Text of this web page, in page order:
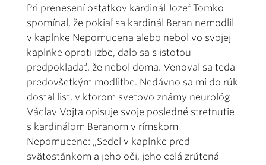
Pri prenesení ostatkov kardinál Jozef Tomko
spomínal, že pokiaľ sa kardinál Beran nemodlil
v kaplnke Nepomucena alebo nebol vo svojej
kaplnke oproti izbe, dalo sa s istotou
predpokladať, že nebol doma. Venoval sa teda
predovšetkým modlitbe. Nedávno sa mi do rúk
dostal list, v ktorom svetovo známy neurológ
Václav Vojta opisuje svoje posledné stretnutie
s kardinálom Beranom v rímskom
Nepomucene: „Sedel v kaplnke pred
svätostánkom a jeho oči, jeho celá zrútená